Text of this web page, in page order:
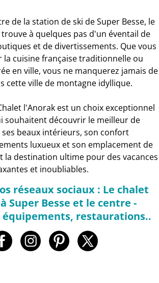
de la station de ski de Super Besse, le
à quelques pas d'un éventail de
et de divertissements. Que vous
la cuisine française traditionnelle ou
en ville, vous ne manquerez jamais de
cette ville de montagne idyllique.
l'Anorak est un choix exceptionnel
souhaitent découvrir le meilleur de
ses beaux intérieurs, son confort
luxueux et son emplacement de
la destination ultime pour des vacances
et inoubliables.
réseaux sociaux : Le chalet
Super Besse et le centre -
équipements, restaurations..